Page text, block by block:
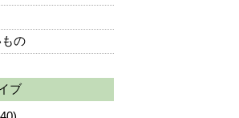
の
ブ